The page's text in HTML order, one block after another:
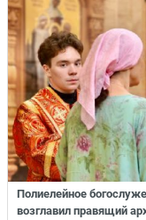
Полиелейное
возглавил правящий